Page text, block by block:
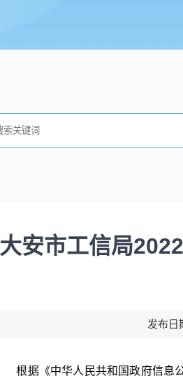
大安市工信局
发布日
根据《中华人民共和国政府信息